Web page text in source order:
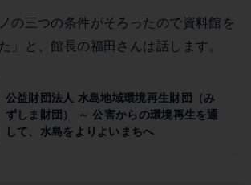
の三つの条件がそろったので資料館を
」と、館長の福田さんは話します。
公益財団法人 水島地域環境再生財団（み
ずしま財団） ～ 公害からの環境再生を通
して、水島をよりよいまちへ